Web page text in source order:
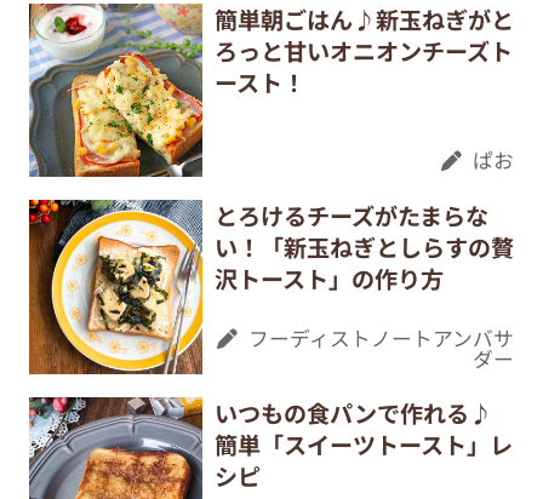
簡単朝ごはん♪新玉ねぎがと
ろっと甘いオニオンチーズト
ースト！
ぱお
とろけるチーズがたまらな
い！「新玉ねぎとしらすの贅
沢トースト」の作り方
フーディストノートアンバサ
ダー
いつもの食パンで作れる♪
簡単「スイーツトースト」レ
シピ